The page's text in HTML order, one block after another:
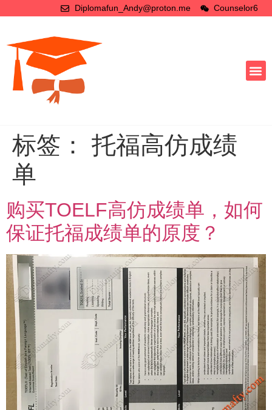
Diplomafun_Andy@proton.me Counselor6
标签： 托福高仿成绩
单
购买TOELF高仿成绩单，如何
保证托福成绩单的原度？